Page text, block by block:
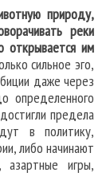
природу,
реки
открывается им
сильное эго,
даже через
определенного
предела
в политику,
либо начинают
азартные игры,